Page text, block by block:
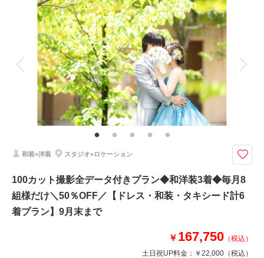
撮影料 新婦衣装3着 新郎衣装3着
着付け ヘアメイク 小物一式
アルバム 6 P データ 6 カット 台紙付写真
衣装追加 会食 挙式
家族と撮影 家族用衣装レンタル ペットと撮影
その他含むもの
スタジオ撮影+ガーデン撮影+チャペル撮影、3か所の撮影使用料も含まれて
おります
●新婦衣装3着
●新婦ヘアセットメイク、着付け
●3着撮影料
和装+洋装 スタジオ+ロケーション
100カット撮影全データ付きプラン◆和洋装3着◆毎月8
組様だけ＼50％OFF／【ドレス・和装・タキシード計6
着プラン】9月末まで
￥ 167,750 （税込）
土日祝UP料金： ￥22,000 （税込）